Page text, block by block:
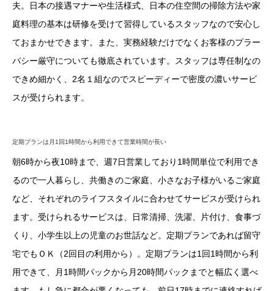
夫。日本の接遇マナーや生活様式、日本の住空間の掃除方法や家
庭料理の基本は研修を受けて習得しているスタッフなので安心し
ておまかせできます。また、実務経験だけでなくお客様のプラー
バシー厳守についても徹底されています。スタッフは専任制なの
できめ細かく、2名１組なのでスピーディーで密度の濃いサービ
スが受けられます。
定期プランは月1回1時間から利用できて営業時間が長い
朝6時から夜10時まで、週7日営業しており1時間単位で利用でき
るので一人暮らし、共働きのご家庭、小さなお子様がいるご家庭
など、それぞれのライフスタイルに合わせてサービスが受けられ
ます。受けられるサービスは、日常清掃、洗濯、片付け、食事づ
くり、小学生以上の児童のお世話など。定期プランであれば留守
宅でもＯＫ（2回目の利用から）。定期プランは1回1時間から利
用できて、月1時間パックから月20時間パックまでと幅広く選べ